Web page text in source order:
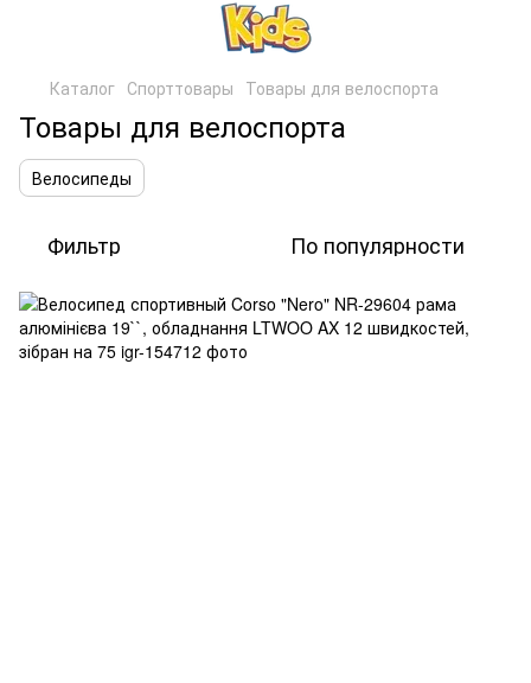
Каталог Спорттовары Товары для велоспорта
Товары для велоспорта
Велосипеды
Фильтр По популярности